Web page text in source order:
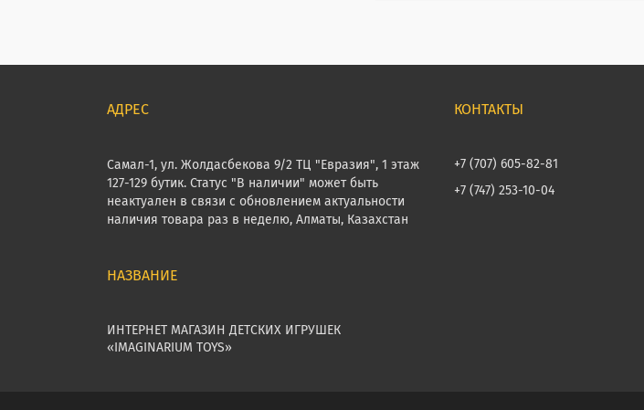
Самал-1, ул. Жолдасбекова 9/2 ТЦ "Евразия", 1 этаж
127-129 бутик. Статус "В наличии" может быть
неактуален в связи с обновлением актуальности
наличия товара раз в неделю, Алматы, Казахстан
ИНТЕРНЕТ МАГАЗИН ДЕТСКИХ ИГРУШЕК
«IMAGINARIUM TOYS»
+7 (707) 605-82-81
+7 (747) 253-10-04